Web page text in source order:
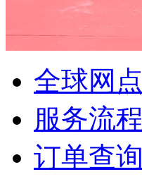
全球网点
服务流程
订单查询